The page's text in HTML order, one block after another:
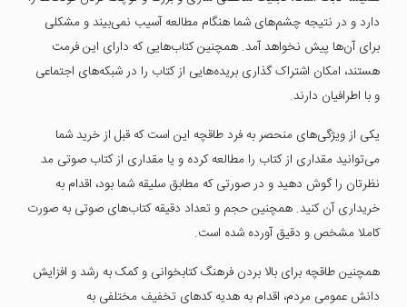
دارد و در نتیجه چشم‌های شما هنگام مطالعه آسیب نمی‌بیند و مشکلی
برای آن‌ها پیش نخواهد آمد. همچنین کتاب‌هایی که دارای این فرمت
هستند، امکان اشتراک گذاری بریده‌هایی از کتاب را در شبکه‌های اجتماعی
و با اطرافیان دارند.
یکی از ویژگی‌های منحصر به فرد طاقچه این است که قبل از خرید شما
می‌توانید مقداری از کتاب را مطالعه کرده و یا مقداری از کتاب صوتی مد
نظرتان را گوش دهید و در صورتی که مطابق سلیقه شما بود، اقدام به
خریداری آن کنید. همچنین حجم و تعداد دقیقه کتاب‌های صوتی به صورت
کاملا مشخص و دقیق آورده شده است.
همچنین طاقچه برای بالا بردن فرهنگ کتابخوانی و کمک به رشد و افزایش
دانش عمومی مردم، اقدام به هدیه کدهای تخفیف مختلفی به